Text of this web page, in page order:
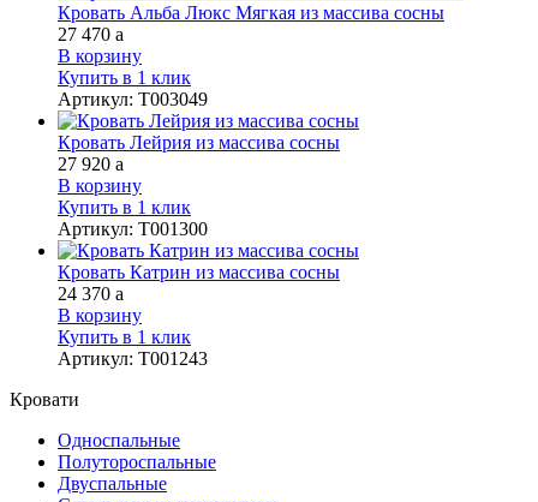
Кровать Альба Люкс Мягкая из массива сосны
27 470 a
В корзину
Купить в 1 клик
Артикул: Т003049
Кровать Лейрия из массива сосны
27 920 a
В корзину
Купить в 1 клик
Артикул: Т001300
Кровать Катрин из массива сосны
24 370 a
В корзину
Купить в 1 клик
Артикул: Т001243
Кровати
Односпальные
Полутороспальные
Двуспальные